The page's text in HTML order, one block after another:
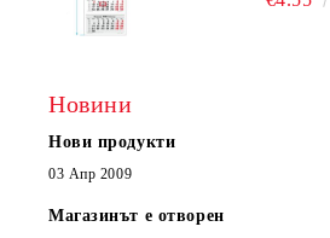
Новини
Нови продукти
03 Апр 2009
Магазинът е отворен